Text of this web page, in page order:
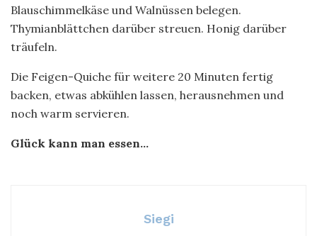
Blauschimmelkäse und Walnüssen belegen.
Thymianblättchen darüber streuen. Honig darüber
träufeln.
Die Feigen-Quiche für weitere 20 Minuten fertig
backen, etwas abkühlen lassen, herausnehmen und
noch warm servieren.
Glück kann man essen…
Siegi